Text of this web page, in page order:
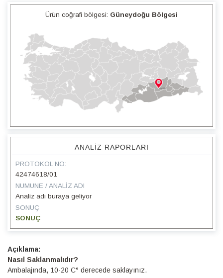
Ürün coğrafi bölgesi: Güneydoğu Bölgesi
ANALIZ RAPORLARI
PROTOKOL NO:
42474618/01
NUMUNE / ANALIZ ADI
Analiz adı buraya geliyor
SONUÇ
SONUÇ
Detaylı
Bilgi
Nasıl Saklanmalıdır?
Ambalajında, 10-20 C° derecede saklayınız.